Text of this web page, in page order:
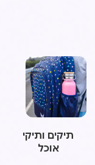
תיקים ותיקי
אוכל